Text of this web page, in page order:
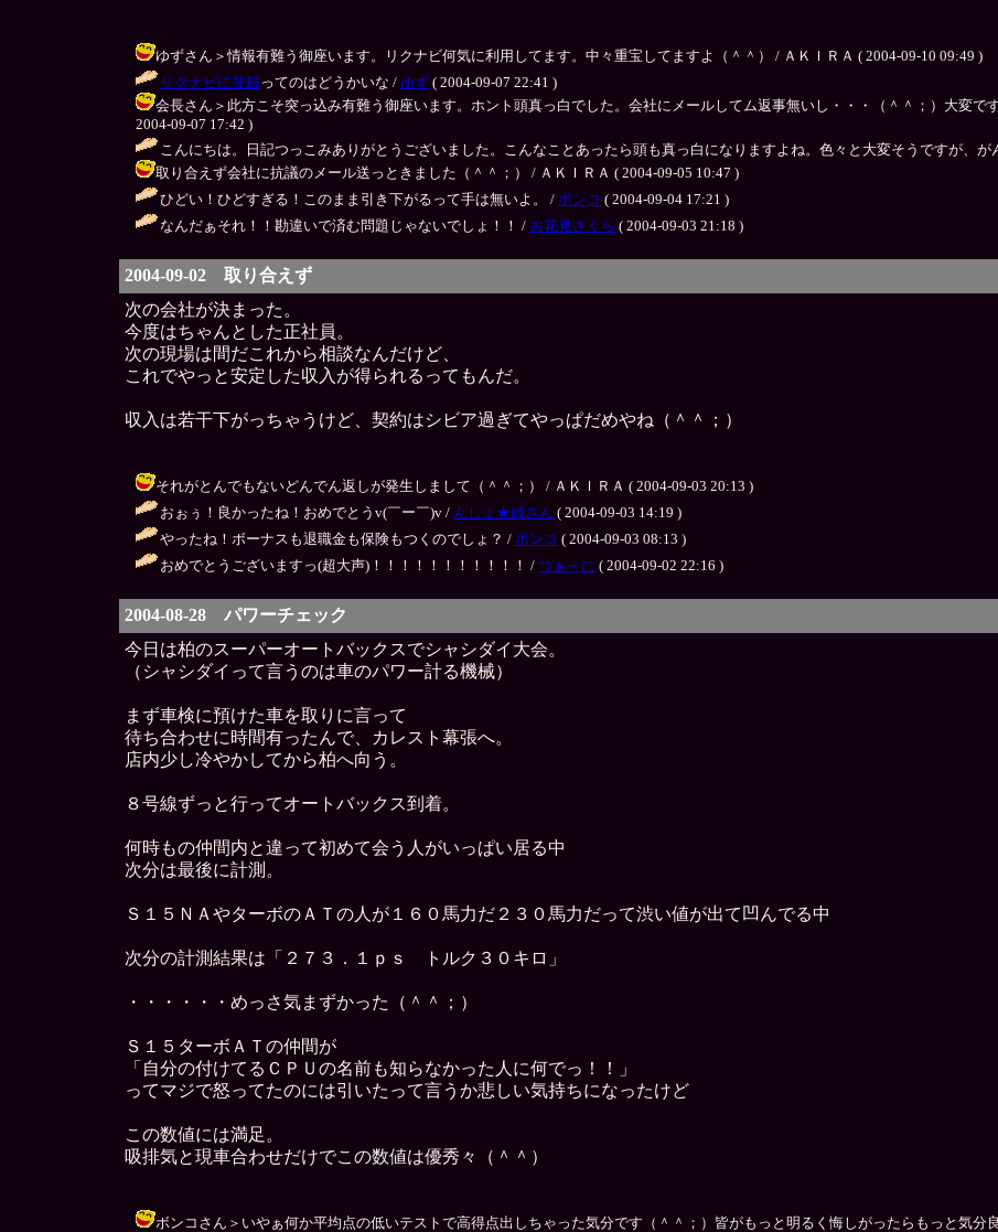
ゆずさん＞情報有難う御座います。リクナビ何気に利用してます。中々重宝してますよ（＾＾） / ＡＫＩＲＡ ( 2004-09-10 09:49 )
リクナビに登録ってのはどうかいな / ゆず ( 2004-09-07 22:41 )
会長さん＞此方こそ突っ込み有難う御座います。ホント頭真っ白でした。会社にメールしてム返事無いし・・・（＾＾；）大変で
2004-09-07 17:42 )
こんにちは。日記つっこみありがとうございました。こんなことあったら頭も真っ白になりますよね。色々と大変そうですが、が
取り合えず会社に抗議のメール送っときました（＾＾；） / ＡＫＩＲＡ ( 2004-09-05 10:47 )
ひどい！ひどすぎる！このまま引き下がるって手は無いよ。 / ボンコ ( 2004-09-04 17:21 )
なんだぁそれ！！勘違いで済む問題じゃないでしょ！！ / お花見さくら ( 2004-09-03 21:18 )
2004-09-02 取り合えず
次の会社が決まった。
今度はちゃんとした正社員。
次の現場は間だこれから相談なんだけど、
これでやっと安定した収入が得られるってもんだ。
収入は若干下がっちゃうけど、契約はシビア過ぎてやっぱだめやね（＾＾；）
それがとんでもないどんでん返しが発生しまして（＾＾；） / ＡＫＩＲＡ ( 2004-09-03 20:13 )
おぉぅ！良かったね！おめでとうv(￣ー￣)v / んしょ★姉さん ( 2004-09-03 14:19 )
やったね！ボーナスも退職金も保険もつくのでしょ？ / ボンコ ( 2004-09-03 08:13 )
おめでとうございますっ(超大声)！！！！！！！！！！！ / つぁ～に ( 2004-09-02 22:16 )
2004-08-28 パワーチェック
今日は柏のスーパーオートバックスでシャシダイ大会。
（シャシダイって言うのは車のパワー計る機械）
まず車検に預けた車を取りに言って
待ち合わせに時間有ったんで、カレスト幕張へ。
店内少し冷やかしてから柏へ向う。
８号線ずっと行ってオートバックス到着。
何時もの仲間内と違って初めて会う人がいっぱい居る中
次分は最後に計測。
Ｓ１５ＮＡやターボのＡＴの人が１６０馬力だ２３０馬力だって渋い値が出て凹んでる中
次分の計測結果は「２７３．１ｐｓ トルク３０キロ」
・・・・・・めっさ気まずかった（＾＾；）
Ｓ１５ターボＡＴの仲間が
「自分の付けてるＣＰＵの名前も知らなかった人に何でっ！！」
ってマジで怒ってたのには引いたって言うか悲しい気持ちになったけど
この数値には満足。
吸排気と現車合わせだけでこの数値は優秀々（＾＾）
ボンコさん＞いやぁ何か平均点の低いテストで高得点出しちゃった気分です（＾＾；）皆がもっと明るく悔しがったらもっと気分